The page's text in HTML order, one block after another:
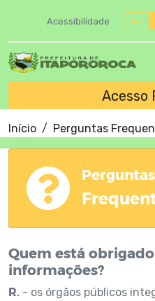
Acessibilidade A+
Acesso
Início Perguntas
Perguntas
Quem está
informações?
R. - os órgãos públicos